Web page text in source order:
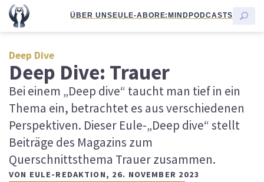
ÜBER UNSEULE-ABORE:MINDPODCASTS
Deep Dive
Deep Dive: Trauer
Bei einem „Deep dive“ taucht man tief in ein
Thema ein, betrachtet es aus verschiedenen
Perspektiven. Dieser Eule-„Deep dive“ stellt
Beiträge des Magazins zum
Querschnittsthema Trauer zusammen.
VON EULE-REDAKTION, 26. NOVEMBER 2023